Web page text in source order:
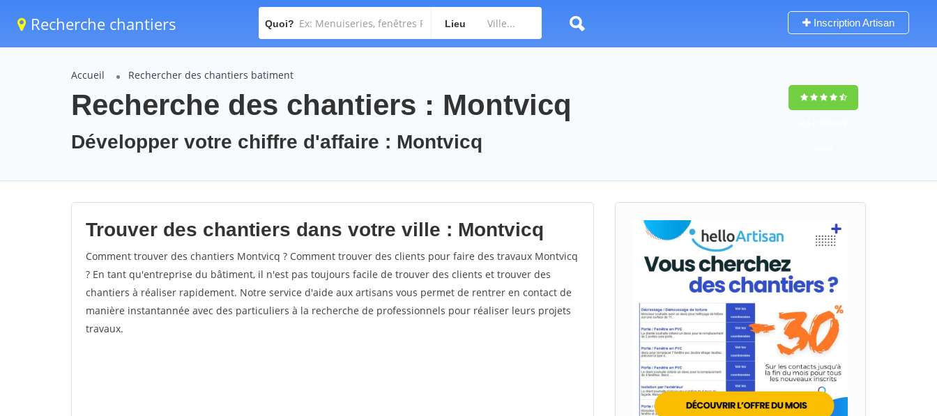
Recherche chantiers Quoi? Lieu Inscription Artisan
Accueil Rechercher des chantiers batiment
Recherche des chantiers : Montvicq
Développer votre chiffre d'affaire : Montvicq
Trouver des chantiers dans votre ville : Montvicq
Comment trouver des chantiers Montvicq ? Comment trouver des clients pour faire des travaux Montvicq
? En tant qu'entreprise du bâtiment, il n'est pas toujours facile de trouver des clients et trouver des
chantiers à réaliser rapidement. Notre service d'aide aux artisans vous permet de rentrer en contact de
manière instantannée avec des particuliers à la recherche de professionnels pour réaliser leurs projets
travaux.